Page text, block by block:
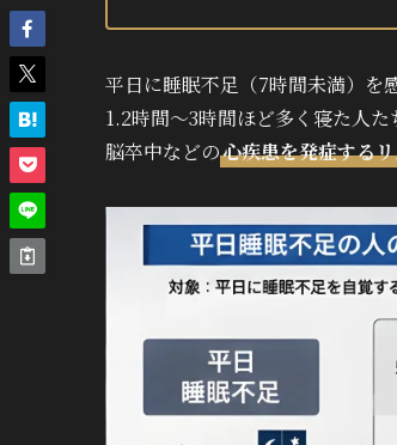
平日に睡眠不足（7時間未満）を
1.2時間〜3時間ほど多く寝た人
脳卒中などの心疾患を発症する